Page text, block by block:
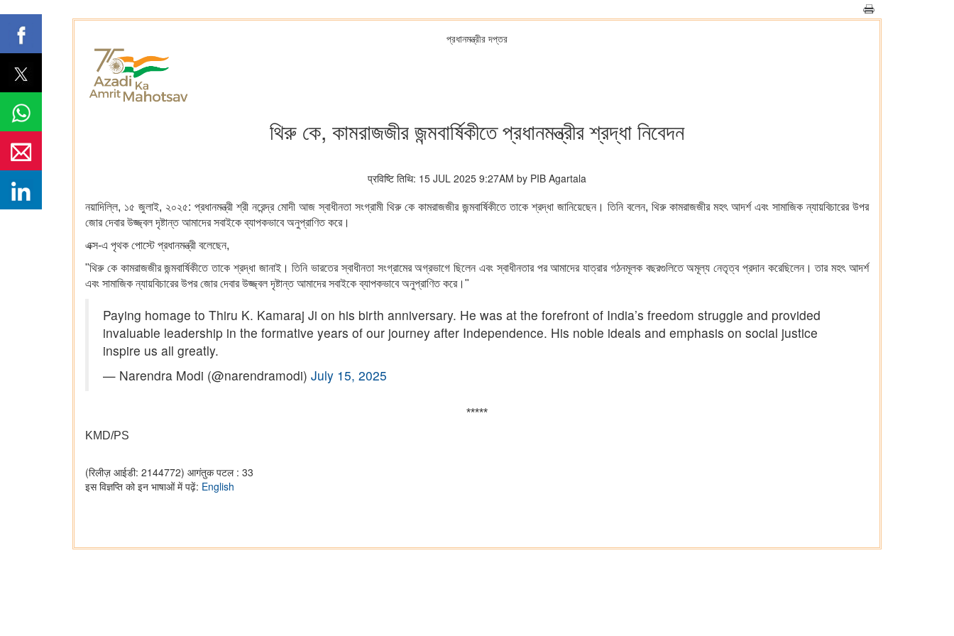
প্রধানমন্ত্রীর দপ্তর
থিরু কে, কামরাজজীর জন্মবার্ষিকীতে প্রধানমন্ত্রীর শ্রদ্ধা নিবেদন
प्रविष्टि तिथि: 15 JUL 2025 9:27AM by PIB Agartala
নয়াদিল্লি, ১৫ জুলাই, ২০২৫: প্রধানমন্ত্রী শ্রী নরেন্দ্র মোদী আজ স্বাধীনতা সংগ্রামী থিরু কে কামরাজজীর জন্মবার্ষিকীতে তাকে শ্রদ্ধা জানিয়েছেন। তিনি বলেন, থিরু কামরাজজীর মহৎ আদর্শ এবং সামাজিক ন্যায়বিচারের উপর
জোর দেবার উজ্জ্বল দৃষ্টান্ত আমাদের সবাইকে ব্যাপকভাবে অনুপ্রাণিত করে।
এক্স-এ পৃথক পোস্টে প্রধানমন্ত্রী বলেছেন,
"থিরু কে কামরাজজীর জন্মবার্ষিকীতে তাকে শ্রদ্ধা জানাই। তিনি ভারতের স্বাধীনতা সংগ্রামের অগ্রভাগে ছিলেন এবং স্বাধীনতার পর আমাদের যাত্রার গঠনমূলক বছরগুলিতে অমূল্য নেতৃত্ব প্রদান করেছিলেন। তার মহৎ আদর্শ
এবং সামাজিক ন্যায়বিচারের উপর জোর দেবার উজ্জ্বল দৃষ্টান্ত আমাদের সবাইকে ব্যাপকভাবে অনুপ্রাণিত করে।"
Paying homage to Thiru K. Kamaraj Ji on his birth anniversary. He was at the forefront of India’s freedom struggle and provided
invaluable leadership in the formative years of our journey after Independence. His noble ideals and emphasis on social justice
inspire us all greatly.
— Narendra Modi (@narendramodi) July 15, 2025
*****
KMD/PS
(रिलीज़ आईडी: 2144772) आगंतुक पटल : 33
इस विज्ञप्ति को इन भाषाओं में पढ़ें: English